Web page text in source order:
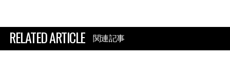
RELATED ARTICLE 関連記事